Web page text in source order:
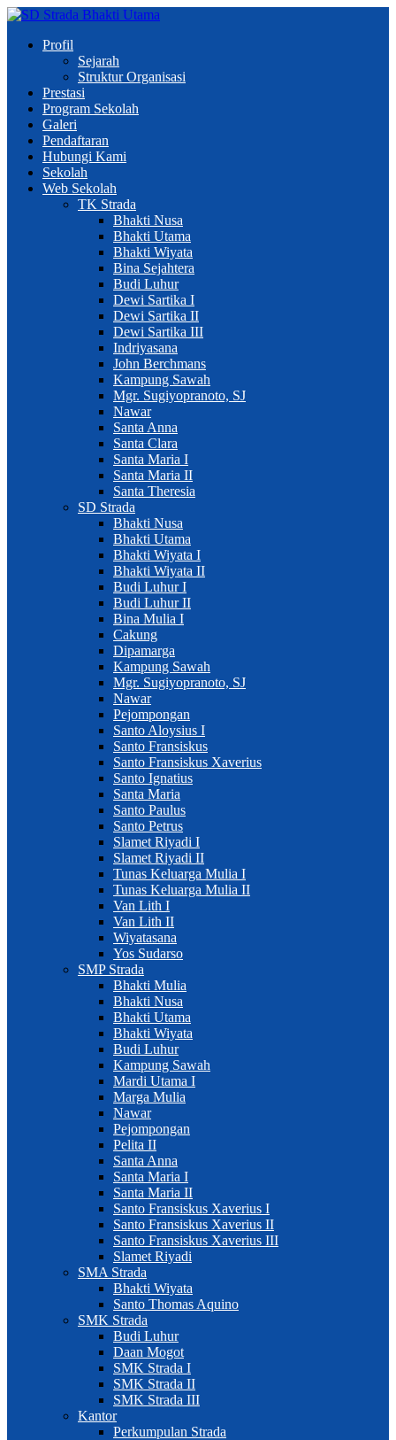
Profil
Sejarah
Struktur Organisasi
Prestasi
Program Sekolah
Galeri
Pendaftaran
Hubungi Kami
Sekolah
Web Sekolah
TK Strada
Bhakti Nusa
Bhakti Utama
Bhakti Wiyata
Bina Sejahtera
Budi Luhur
Dewi Sartika I
Dewi Sartika II
Dewi Sartika III
Indriyasana
John Berchmans
Kampung Sawah
Mgr. Sugiyopranoto, SJ
Nawar
Santa Anna
Santa Clara
Santa Maria I
Santa Maria II
Santa Theresia
SD Strada
Bhakti Nusa
Bhakti Utama
Bhakti Wiyata I
Bhakti Wiyata II
Budi Luhur I
Budi Luhur II
Bina Mulia I
Cakung
Dipamarga
Kampung Sawah
Mgr. Sugiyopranoto, SJ
Nawar
Pejompongan
Santo Aloysius I
Santo Fransiskus
Santo Fransiskus Xaverius
Santo Ignatius
Santa Maria
Santo Paulus
Santo Petrus
Slamet Riyadi I
Slamet Riyadi II
Tunas Keluarga Mulia I
Tunas Keluarga Mulia II
Van Lith I
Van Lith II
Wiyatasana
Yos Sudarso
SMP Strada
Bhakti Mulia
Bhakti Nusa
Bhakti Utama
Bhakti Wiyata
Budi Luhur
Kampung Sawah
Mardi Utama I
Marga Mulia
Nawar
Pejompongan
Pelita II
Santa Anna
Santa Maria I
Santa Maria II
Santo Fransiskus Xaverius I
Santo Fransiskus Xaverius II
Santo Fransiskus Xaverius III
Slamet Riyadi
SMA Strada
Bhakti Wiyata
Santo Thomas Aquino
SMK Strada
Budi Luhur
Daan Mogot
SMK Strada I
SMK Strada II
SMK Strada III
Kantor
Perkumpulan Strada